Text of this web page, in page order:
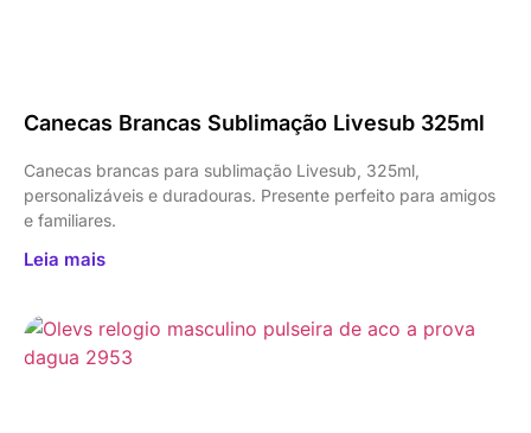
Canecas Brancas Sublimação Livesub 325ml
Canecas brancas para sublimação Livesub, 325ml,
personalizáveis e duradouras. Presente perfeito para amigos
e familiares.
Leia mais